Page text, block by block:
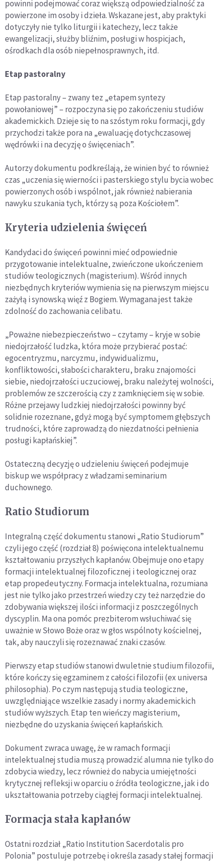
powinni podejmować coraz większą odpowiedzialność za
powierzone im osoby i dzieła. Wskazane jest, aby praktyki
dotyczyły nie tylko liturgii i katechezy, lecz także
ewangelizacji, służby bliźnim, posługi w hospicjach,
ośrodkach dla osób niepełnosprawnych, itd.
Etap pastoralny
Etap pastoralny – zwany tez „etapem syntezy
powołaniowej” – rozpoczyna się po zakończeniu studiów
akademickich. Dzieje się to na szóstym roku formacji, gdy
przychodzi także pora na „ewaluację dotychczasowej
wędrówki i na decyzję o święceniach”.
Autorzy dokumentu podkreślają, że winien być to również
czas „uczenia się wierności i pasterskiego stylu bycia wobec
powierzonych osób i wspólnot, jak również nabierania
nawyku szukania tych, którzy są poza Kościołem”.
Kryteria udzielenia święceń
Kandydaci do święceń powinni mieć odpowiednie
przygotowanie intelektualne, zwieńczone ukończeniem
studiów teologicznych (magisterium). Wśród innych
niezbędnych kryteriów wymienia się na pierwszym miejscu
zażyłą i synowską więź z Bogiem. Wymagana jest także
zdolność do zachowania celibatu.
„Poważne niebezpieczeństwo – czytamy – kryje w sobie
niedojrzałość ludzka, która może przybierać postać:
egocentryzmu, narcyzmu, indywidualizmu,
konfliktowości, słabości charakteru, braku znajomości
siebie, niedojrzałości uczuciowej, braku należytej wolności,
problemów ze szczerością czy z zamknięciem się w sobie.
Różne przejawy ludzkiej niedojrzałości powinny być
solidnie rozeznane, gdyż mogą być symptomem głębszych
trudności, które zaprowadzą do niezdatności pełnienia
posługi kapłańskiej”.
Ostateczną decyzję o udzieleniu święceń podejmuje
biskup we współpracy z władzami seminarium
duchownego.
Ratio Studiorum
Integralną część dokumentu stanowi „Ratio Studiorum”
czyli jego część (rozdział 8) poświęcona intelektualnemu
kształtowaniu przyszłych kapłanów. Obejmuje ono etapy
formacji intelektualnej filozoficznej i teologicznej oraz
etap propedeutyczny. Formacja intelektualna, rozumiana
jest nie tylko jako przestrzeń wiedzy czy też narzędzie do
zdobywania większej ilości informacji z poszczególnych
dyscyplin. Ma ona pomóc prezbiterom wsłuchiwać się
uważnie w Słowo Boże oraz w głos wspólnoty kościelnej,
tak, aby nauczyli się rozeznawać znaki czasów.
Pierwszy etap studiów stanowi dwuletnie studium filozofii,
które kończy się egzaminem z całości filozofii (ex universa
philosophia). Po czym następują studia teologiczne,
uwzględniające wszelkie zasady i normy akademickich
studiów wyższych. Etap ten wieńczy magisterium,
niezbędne do uzyskania święceń kapłańskich.
Dokument zwraca uwagę, że w ramach formacji
intelektualnej studia muszą prowadzić alumna nie tylko do
zdobycia wiedzy, lecz również do nabycia umiejętności
krytycznej refleksji w oparciu o źródła teologiczne, jak i do
ukształtowania potrzeby ciągłej formacji intelektualnej.
Formacja stała kapłanów
Ostatni rozdział „Ratio Institution Sacerdotalis pro
Polonia” postuluje potrzebę i określa zasady stałej formacji